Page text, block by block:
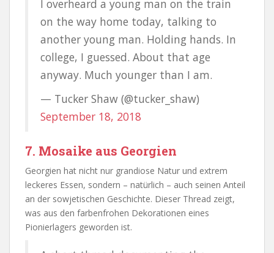
I overheard a young man on the train
on the way home today, talking to
another young man. Holding hands. In
college, I guessed. About that age
anyway. Much younger than I am.
— Tucker Shaw (@tucker_shaw)
September 18, 2018
7. Mosaike aus Georgien
Georgien hat nicht nur grandiose Natur und extrem
leckeres Essen, sondern – natürlich – auch seinen Anteil
an der sowjetischen Geschichte. Dieser Thread zeigt,
was aus den farbenfrohen Dekorationen eines
Pionierlagers geworden ist.